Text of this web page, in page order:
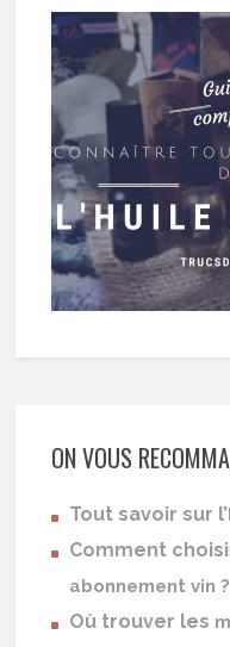
ON VOUS
Tout savoir sur l’
Comment
abonnement vin ?
Où trouver les